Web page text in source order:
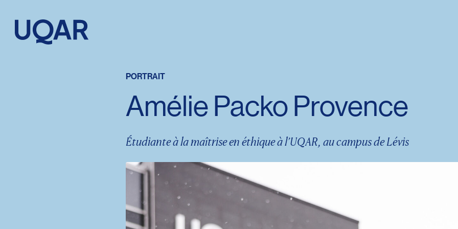
Taille du texte
Interlignage du texte
Espacement du texte
Réinitialiser les paramètres
PORTRAIT
Amélie Packo Provence
Étudiante à la maîtrise en éthique à l’UQAR, au campus de Lévis